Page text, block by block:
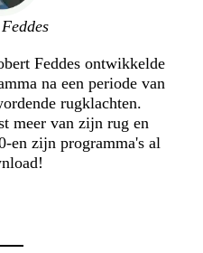
Feddes ontwikkelde
na een periode van
rugklachten.
meer van zijn rug en
en zijn programma's al